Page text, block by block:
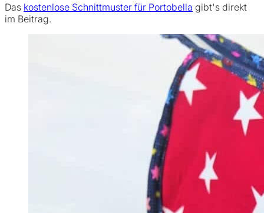
Das kostenlose Schnittmuster für Portobella gibt's direkt
im Beitrag.